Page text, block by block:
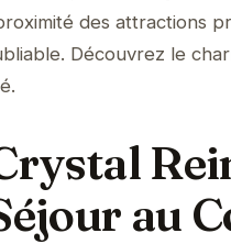
des attractions
Découvrez le
au